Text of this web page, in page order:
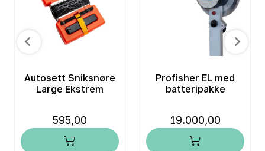
Autosett Sniksnøre
Large Ekstrem
595,00
Profisher EL med
batteripakke
19.000,00